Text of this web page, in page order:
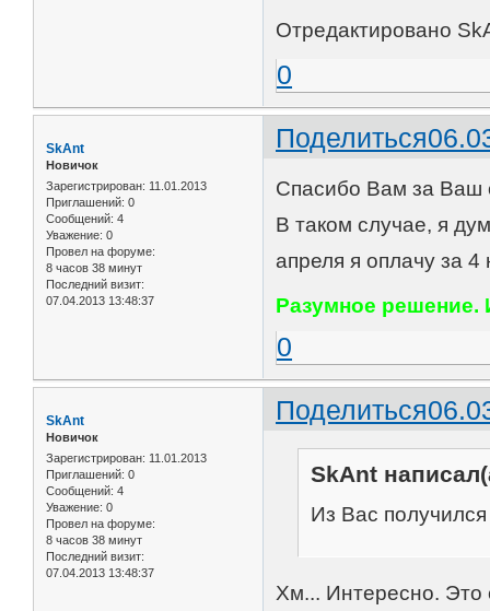
Отредактировано
0
Поделиться
SkAnt
Новичок
Зарегистрирован: 11.01.2013
Приглашений: 0
Сообщений: 4
Уважение: 0
Провел на форуме:
8 часов 38 минут
Последний визит:
07.04.2013 13:48:37
Спасибо Вам за Ваш
В таком случае, я
апреля я оплачу за
Разумное решение.
0
Поделиться
SkAnt
Новичок
Зарегистрирован: 11.01.2013
Приглашений: 0
Сообщений: 4
Уважение: 0
Провел на форуме:
8 часов 38 минут
Последний визит:
07.04.2013 13:48:37
SkAnt
Из Вас
Хм... Интересно. Это